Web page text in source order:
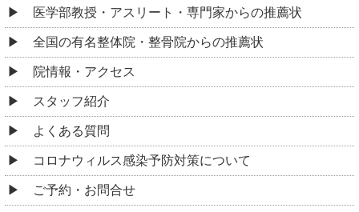
医学部教授・アスリート・専門家からの推薦状
全国の有名整体院・整骨院からの推薦状
院情報・アクセス
スタッフ紹介
よくある質問
コロナウィルス感染予防対策について
ご予約・お問合せ